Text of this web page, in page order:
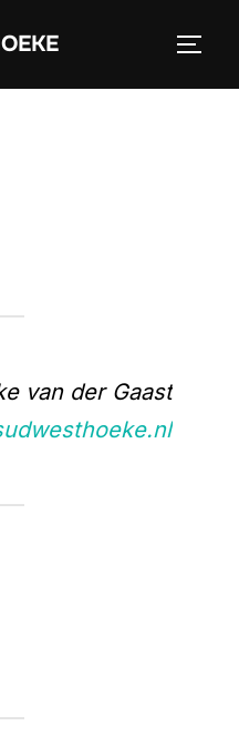
van der Gaast